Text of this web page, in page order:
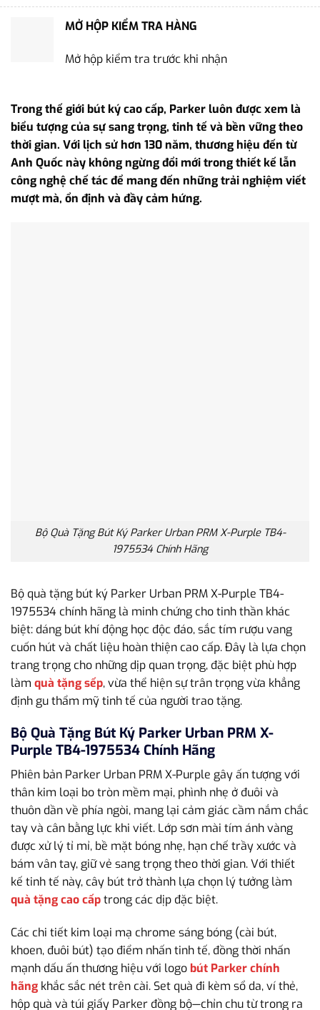
MỞ HỘP KIỂM TRA HÀNG
Mở hộp kiểm tra trước khi nhận
Trong thế giới bút ký cao cấp, Parker luôn được xem là
biểu tượng của sự sang trọng, tinh tế và bền vững theo
thời gian. Với lịch sử hơn 130 năm, thương hiệu đến từ
Anh Quốc này không ngừng đổi mới trong thiết kế lẫn
công nghệ chế tác để mang đến những trải nghiệm viết
mượt mà, ổn định và đầy cảm hứng.
Bộ Quà Tặng Bút Ký Parker Urban PRM X-Purple TB4-
1975534 Chính Hãng
Bộ quà tặng bút ký Parker Urban PRM X-Purple TB4-
1975534 chính hãng là minh chứng cho tinh thần khác
biệt: dáng bút khí động học độc đáo, sắc tím rượu vang
cuốn hút và chất liệu hoàn thiện cao cấp. Đây là lựa chọn
trang trọng cho những dịp quan trọng, đặc biệt phù hợp
làm quà tặng sếp, vừa thể hiện sự trân trọng vừa khẳng
định gu thẩm mỹ tinh tế của người trao tặng.
Bộ Quà Tặng Bút Ký Parker Urban PRM X-
Purple TB4-1975534 Chính Hãng
Phiên bản Parker Urban PRM X-Purple gây ấn tượng với
thân kim loại bo tròn mềm mại, phình nhẹ ở đuôi và
thuôn dần về phía ngòi, mang lại cảm giác cầm nắm chắc
tay và cân bằng lực khi viết. Lớp sơn mài tím ánh vàng
được xử lý tỉ mỉ, bề mặt bóng nhẹ, hạn chế trầy xước và
bám vân tay, giữ vẻ sang trọng theo thời gian. Với thiết
kế tinh tế này, cây bút trở thành lựa chọn lý tưởng làm
quà tặng cao cấptrong các dịp đặc biệt.
Các chi tiết kim loại mạ chrome sáng bóng (cài bút,
khoen, đuôi bút) tạo điểm nhấn tinh tế, đồng thời nhấn
mạnh dấu ấn thương hiệu với logo bút Parker chính
hãng khắc sắc nét trên cài. Set quà đi kèm sổ da, ví thẻ,
hộp quà và túi giấy Parker đồng bộ—chỉn chu từ trong ra